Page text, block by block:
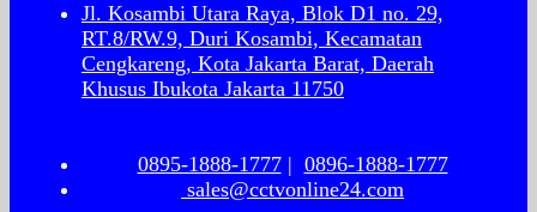
Jl. Kosambi Utara Raya, Blok D1 no. 29,
RT.8/RW.9, Duri Kosambi, Kecamatan
Cengkareng, Kota Jakarta Barat, Daerah
Khusus Ibukota Jakarta 11750
0895-1888-1777| 0896-1888-1777
sales@cctvonline24.com